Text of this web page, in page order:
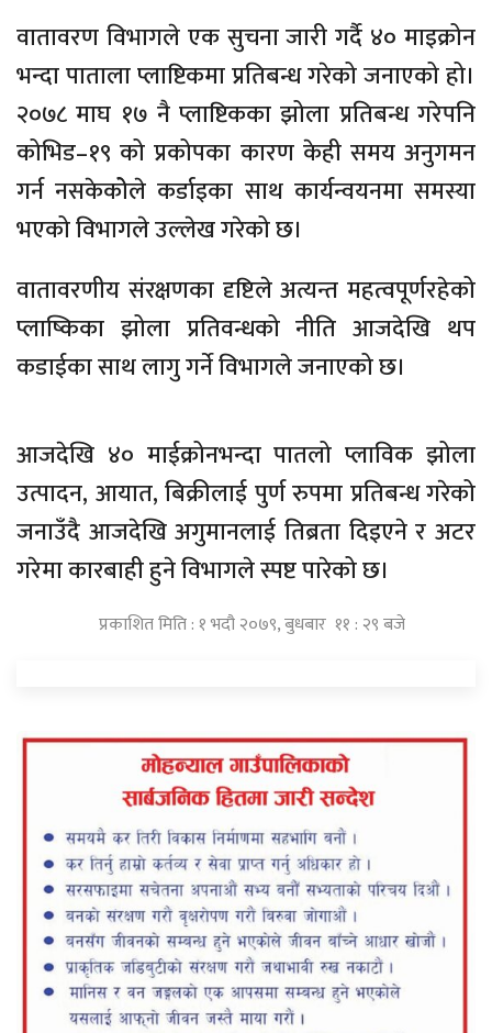
वातावरण विभागले एक सुचना जारी गर्दै ४० माइक्रोन
भन्दा पाताला प्लाष्टिकमा प्रतिबन्ध गरेको जनाएको हो।
२०७८ माघ १७ नै प्लाष्टिकका झोला प्रतिबन्ध गरेपनि
कोभिड–१९ को प्रकोपका कारण केही समय अनुगमन
गर्न नसकेकोेले कर्डाइका साथ कार्यन्वयनमा समस्या
भएको विभागले उल्लेख गरेको छ।
वातावरणीय संरक्षणका दृष्टिले अत्यन्त महत्वपूर्णरहेको
प्लाष्किका झोला प्रतिवन्धको नीति आजदेखि थप
कडाईका साथ लागु गर्ने विभागले जनाएको छ।
आजदेखि ४० माईक्रोनभन्दा पातलो प्लाविक झोला
उत्पादन, आयात, बिक्रीलाई पुर्ण रुपमा प्रतिबन्ध गरेको
जनाउँदै आजदेखि अगुमानलाई तिब्रता दिइएने र अटर
गरेमा कारबाही हुने विभागले स्पष्ट पारेको छ।
प्रकाशित मिति : १ भदौ २०७९, बुधबार ११ : २९ बजे